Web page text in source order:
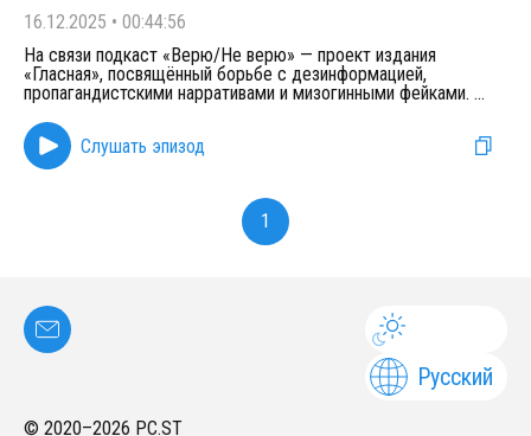
16.12.2025 • 00:44:56
На связи подкаст «Верю/Не верю» — проект издания
«Гласная», посвящённый борьбе с дезинформацией,
пропагандистскими нарративами и мизогинными фейками. ...
Слушать эпизод
1
Русский
© 2020–2026 PC.ST